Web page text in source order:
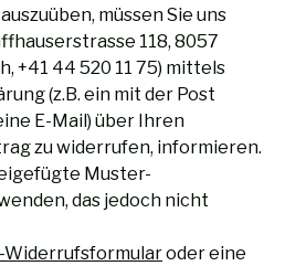
müssen Sie uns
118, 8057
+41 44 520 11 75) mittels
(z.B. ein mit der Post
E-Mail) über Ihren
zu widerrufen, informieren.
Muster-
das jedoch nicht
Widerrufsformularoder eine